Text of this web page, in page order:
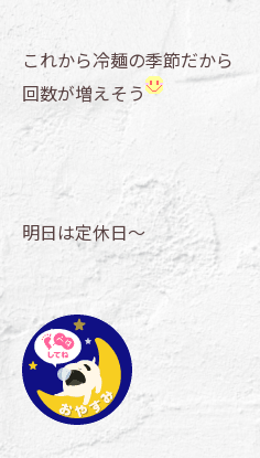
これから冷麺の季節だから
回数が増えそう
明日は定休日～